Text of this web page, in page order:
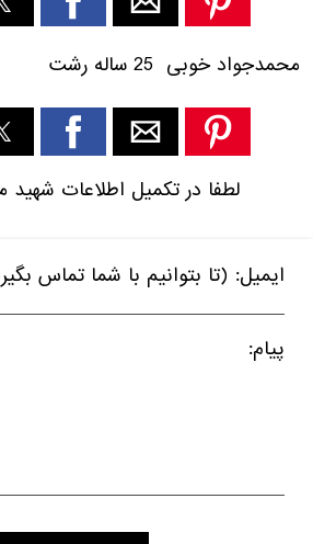
محمدجواد خوبی 25 ساله رشت
لطفا در تکمیل اطلاعات شهید
ایمیل: (تا بتوانیم با شما تماس
پیام: